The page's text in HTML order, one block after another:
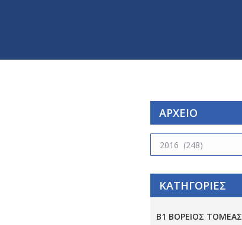
ΑΡΧΕΙΟ
ΑΡΧΕΙΟ
ΚΑΤΗΓΟΡΙΕΣ
Β1 ΒΟΡΕΙΟΣ ΤΟΜΕΑΣ